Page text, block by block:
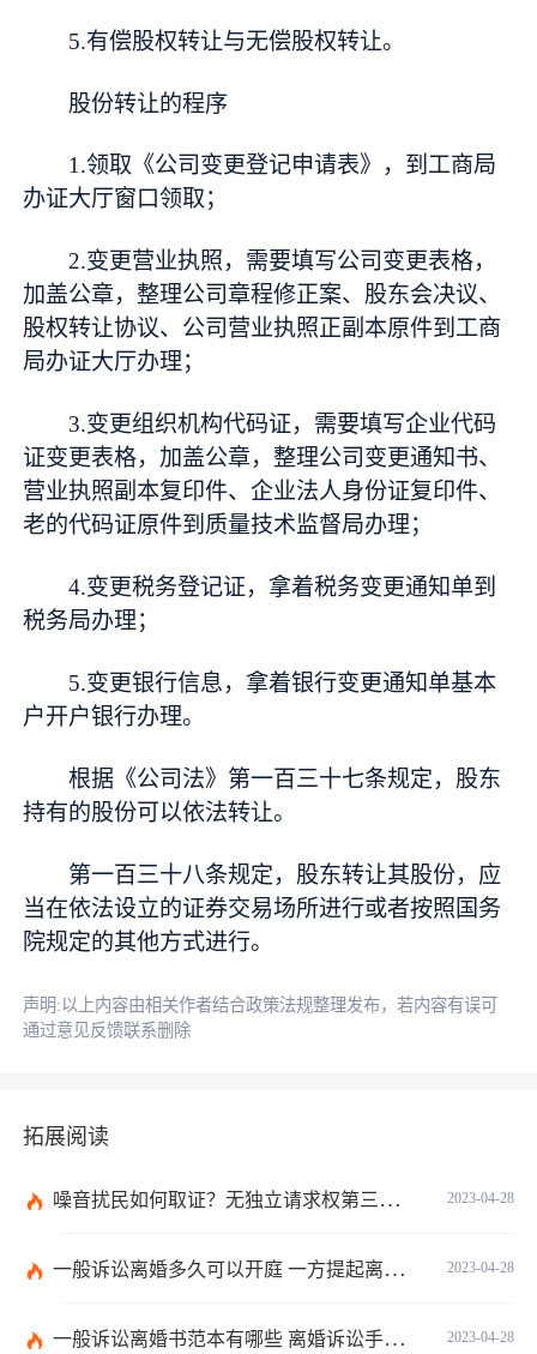
5.有偿股权转让与无偿股权转让。
股份转让的程序
1.领取《公司变更登记申请表》，到工商局
办证大厅窗口领取；
2.变更营业执照，需要填写公司变更表格，
加盖公章，整理公司章程修正案、股东会决议、
股权转让协议、公司营业执照正副本原件到工商
局办证大厅办理；
3.变更组织机构代码证，需要填写企业代码
证变更表格，加盖公章，整理公司变更通知书、
营业执照副本复印件、企业法人身份证复印件、
老的代码证原件到质量技术监督局办理；
4.变更税务登记证，拿着税务变更通知单到
税务局办理；
5.变更银行信息，拿着银行变更通知单基本
户开户银行办理。
根据《公司法》第一百三十七条规定，股东
持有的股份可以依法转让。
第一百三十八条规定，股东转让其股份，应
当在依法设立的证券交易场所进行或者按照国务
院规定的其他方式进行。
声明:以上内容由相关作者结合政策法规整理发布，若内容有误可
通过意见反馈联系删除
拓展阅读
2023-04-28
噪音扰民如何取证？无独立请求权第三人承担责任的情形看这里
2023-04-28
一般诉讼离婚多久可以开庭 一方提起离婚诉讼能离婚吗？
2023-04-28
一般诉讼离婚书范本有哪些 离婚诉讼手续办理流程是什么？